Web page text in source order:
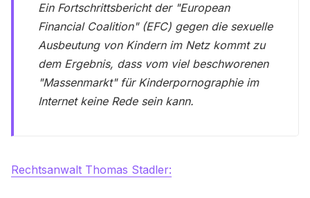
Ein Fortschrittsbericht der "European
Financial Coalition" (EFC) gegen die sexuelle
Ausbeutung von Kindern im Netz kommt zu
dem Ergebnis, dass vom viel beschworenen
"Massenmarkt" für Kinderpornographie im
Internet keine Rede sein kann.
Rechtsanwalt Thomas Stadler: